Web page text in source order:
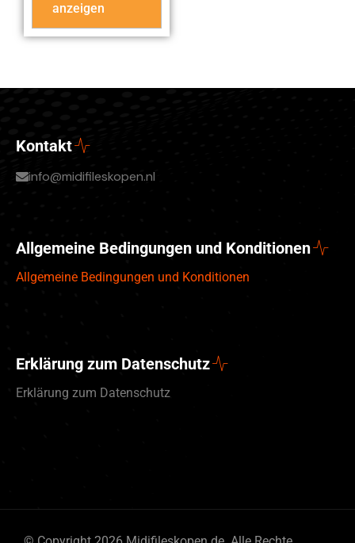
anzeigen
Kontakt
info@midifileskopen.nl
Allgemeine Bedingungen und Konditionen
Allgemeine Bedingungen und Konditionen
Erklärung zum Datenschutz
Erklärung zum Datenschutz